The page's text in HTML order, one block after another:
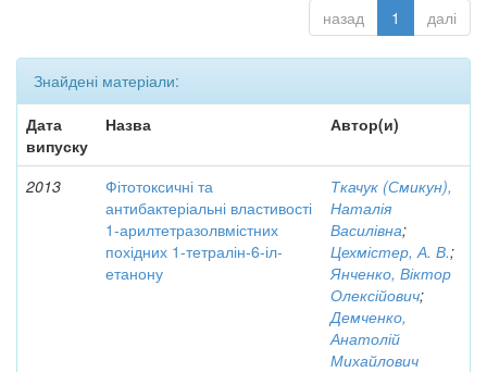
назад 1 далі
Знайдені матеріали:
Дата
випуску
Назва Автор(и)
2013
Фітотоксичні та
антибактеріальні властивості
1-арилтетразолвмістних
похідних 1-тетралін-6-іл-
етанону
Ткачук (Смикун),
Наталія
Василівна;
Цехмістер, А. В.;
Янченко, Віктор
Олексійович;
Демченко,
Анатолій
Михайлович